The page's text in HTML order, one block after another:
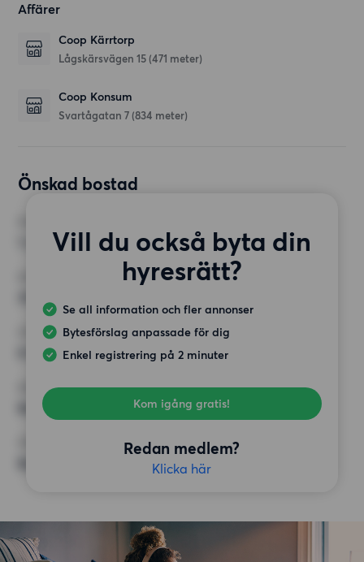
Affärer
Coop Kärrtorp
Lågskärsvägen 15 (471 meter)
Coop Konsum
Svartågatan 7 (834 meter)
Önskad bostad
Vill du också byta din
hyresrätt?
Se all information och fler annonser
Bytesförslag anpassade för dig
Enkel registrering på 2 minuter
Kom igång gratis!
Redan medlem?
Klicka här
MINST ANTAL KVADRATMETER
HÖGSTA HYRA
8 500 kr
Balkong,
ÖVRIGA PREFERENSER